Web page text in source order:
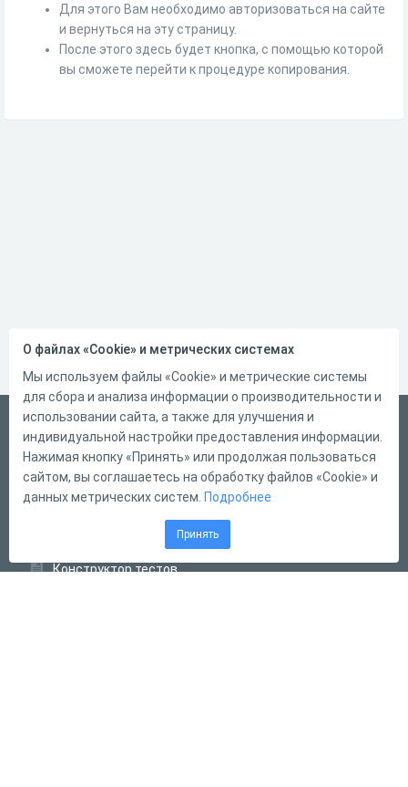
Для этого Вам необходимо авторизоваться на сайте
и вернуться на эту страницу.
После этого здесь будет кнопка, с помощью которой
вы сможете перейти к процедуре копирования.
Русский
Справка
Форма обратной связи
Конструктор тестов
О файлах «Cookie» и метрических системах
Мы используем файлы «Cookie» и метрические системы
для сбора и анализа информации о производительности и
использовании сайта, а также для улучшения и
индивидуальной настройки предоставления информации.
Нажимая кнопку «Принять» или продолжая пользоваться
сайтом, вы соглашаетесь на обработку файлов «Cookie» и
данных метрических систем. Подробнее
Принять